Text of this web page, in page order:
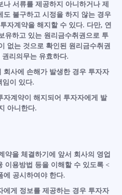
서류를 제공하지 아니하거나 제
도 불구하고 시정을 하지 않는 경우
자계약을 해지할 수 있다. 다만, 연
유하고 있는 원리금수취권으로 투
없는 것으로 확인된 원리금수취권
리의무는 유효하다.
사에 손해가 발생한 경우 투자자
임이 있다.
계약이 해지되어 투자자에게 발
아니한다.
을 체결하기에 앞서 회사의 영업
이용방법 등을 이해할 수 있도록 <
에 공시하여야 한다.
게 정보를 제공하는 경우 투자자